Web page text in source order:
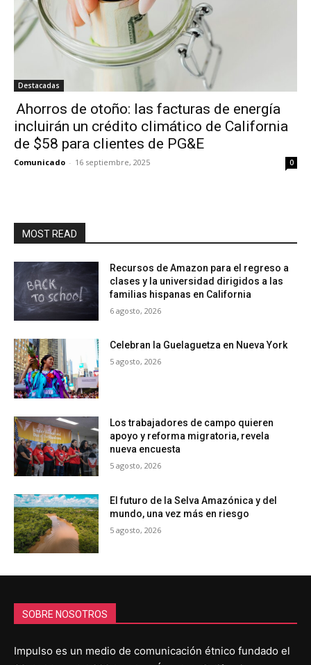
Destacadas
Ahorros de otoño: las facturas de energía
incluirán un crédito climático de California
de $58 para clientes de PG&E
Comunicado - 16 septiembre, 2025 0
MOST READ
Recursos de Amazon para el regreso a
clases y la universidad dirigidos a las
familias hispanas en California
6 agosto, 2026
Celebran la Guelaguetza en Nueva York
5 agosto, 2026
Los trabajadores de campo quieren
apoyo y reforma migratoria, revela
nueva encuesta
5 agosto, 2026
El futuro de la Selva Amazónica y del
mundo, una vez más en riesgo
5 agosto, 2026
SOBRE NOSOTROS
Impulso es un medio de comunicación étnico fundado el